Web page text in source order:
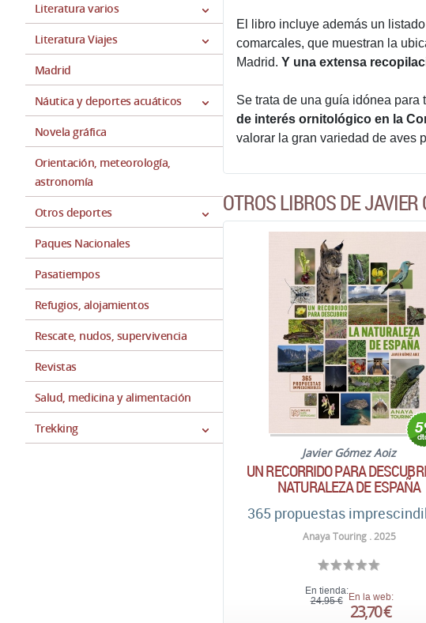
Literatura varios
Literatura Viajes
Madrid
Náutica y deportes acuáticos
Novela gráfica
Orientación, meteorología,
astronomía
Otros deportes
Paques Nacionales
Pasatiempos
Refugios, alojamientos
Rescate, nudos, supervivencia
Revistas
Salud, medicina y alimentación
Trekking
El libro incluye además un
comarcales, que muestran la
Madrid. Y una extensa
Se trata de una guía idónea
de interés ornitológico en la
valorar la gran variedad de aves
OTROS LIBROS DE JAVIER
Javier Gómez Aoiz
UN RECORRIDO PARA
NATURALEZA DE ESPAÑA
365 propuestas
Anaya Touring . 2025
En tienda:
24,95 € En la web:
23,70 €